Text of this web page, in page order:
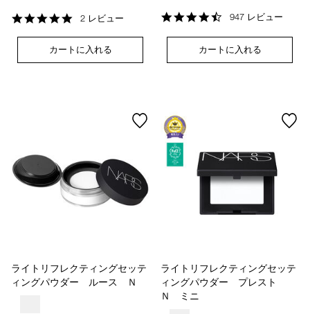
5.0
rating
2 レビュー
カートに入れる
4.7
rating
947 レビュー
カートに入れる
ライトリフレクティングセッテ
ィングパウダー ルース Ｎ
ライトリフレクティングセッテ
ィングパウダー プレスト
Ｎ ミニ